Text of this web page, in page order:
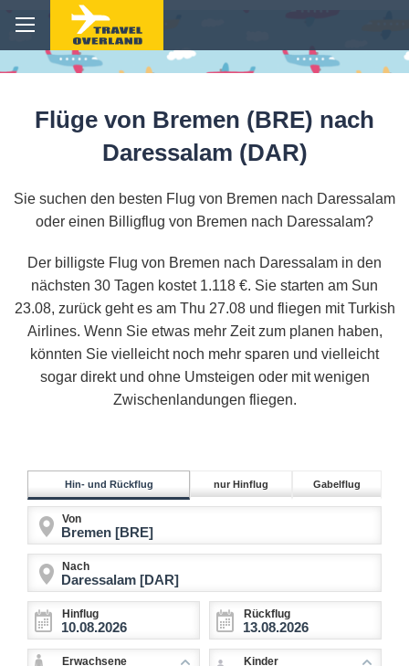
Flüge von Bremen (BRE) nach
Daressalam (DAR)
Sie suchen den besten Flug von Bremen nach Daressalam
oder einen Billigflug von Bremen nach Daressalam?
Der billigste Flug von Bremen nach Daressalam in den
nächsten 30 Tagen kostet 1.118 €. Sie starten am Sun
23.08, zurück geht es am Thu 27.08 und fliegen mit Turkish
Airlines. Wenn Sie etwas mehr Zeit zum planen haben,
könnten Sie vielleicht noch mehr sparen und vielleicht
sogar direkt und ohne Umsteigen oder mit wenigen
Zwischenlandungen fliegen.
Hin- und Rückflug nur Hinflug Gabelflug
Von
Nach
Hinflug Rückflug
Erwachsene Kinder